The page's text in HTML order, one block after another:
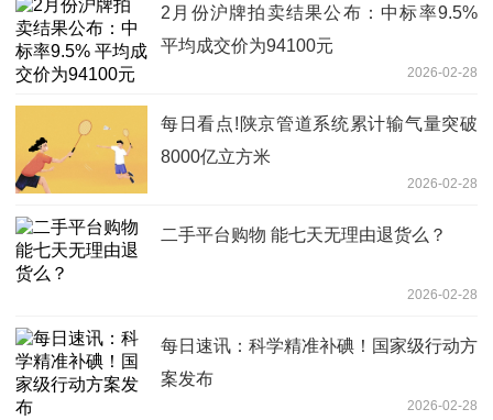
2月份沪牌拍卖结果公布：中标率9.5%
平均成交价为94100元
2026-02-28
每日看点!陕京管道系统累计输气量突破
8000亿立方米
2026-02-28
二手平台购物 能七天无理由退货么？
2026-02-28
每日速讯：科学精准补碘！国家级行动方
案发布
2026-02-28